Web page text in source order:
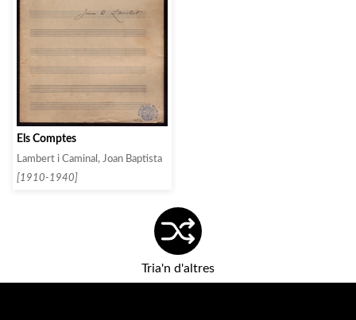
Els Comptes
Lambert i Caminal, Joan Baptista
[1910-1940]
Tria'n d'altres